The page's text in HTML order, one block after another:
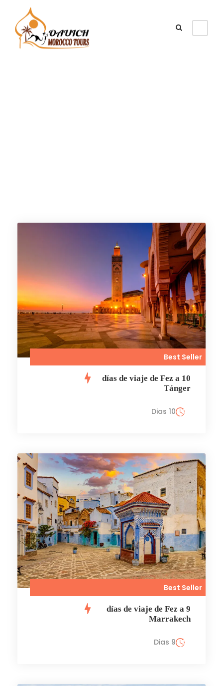
Best Seller
10 días de viaje de Fez a
Tánger
10 Dias
Best Seller
9 días de viaje de Fez a
Marrakech
9 Dias